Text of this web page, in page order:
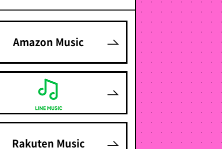
Amazon Music
Rakuten Music